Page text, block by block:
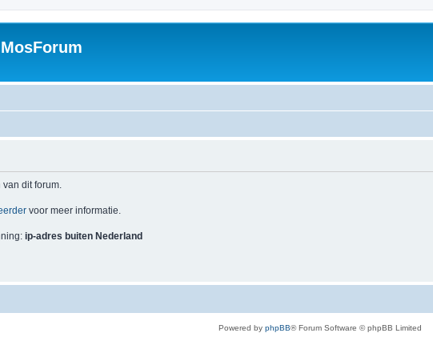
MosForum
dit forum.
voor meer informatie.
ip-adres buiten Nederland
Powered by phpBB® Forum Software © phpBB Limited